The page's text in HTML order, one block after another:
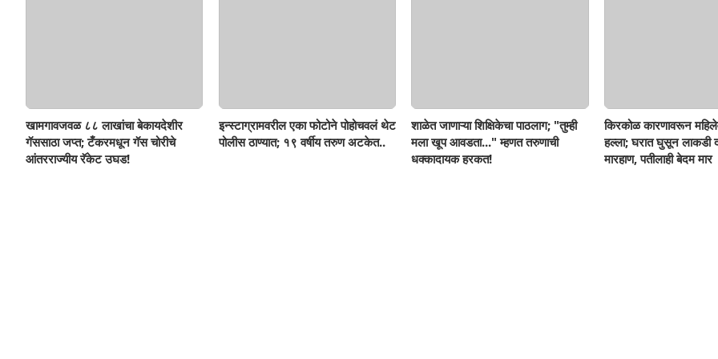
खामगावजवळ ८८ लाखांचा बेकायदेशीर
गॅससाठा जप्त; टँकरमधून गॅस चोरीचे
आंतरराज्यीय रॅकेट उघड!
इन्स्टाग्रामवरील एका फोटोने पोहोचवलं थेट
पोलीस ठाण्यात; १९ वर्षीय तरुण अटकेत..
शाळेत जाणाऱ्या शिक्षिकेचा पाठलाग; "तुम्ही
मला खूप आवडता..." म्हणत तरुणाची
धक्कादायक हरकत!
किरकोळ कारणावरून
हल्ला; घरात घुसून लाकडी
मारहाण, पतीलाही बेदम मार